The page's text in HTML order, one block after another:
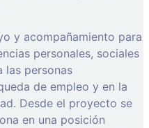
y acompañamiento para
personales, sociales
las personas
de empleo y en la
Desde el proyecto se
en una posición